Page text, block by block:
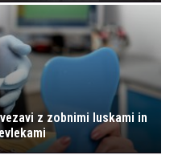
z zobnimi luskami in